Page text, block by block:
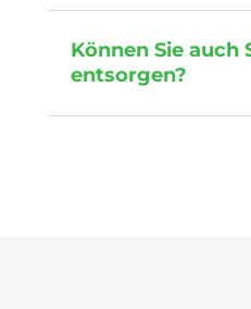
Können Sie auch
entsorgen?